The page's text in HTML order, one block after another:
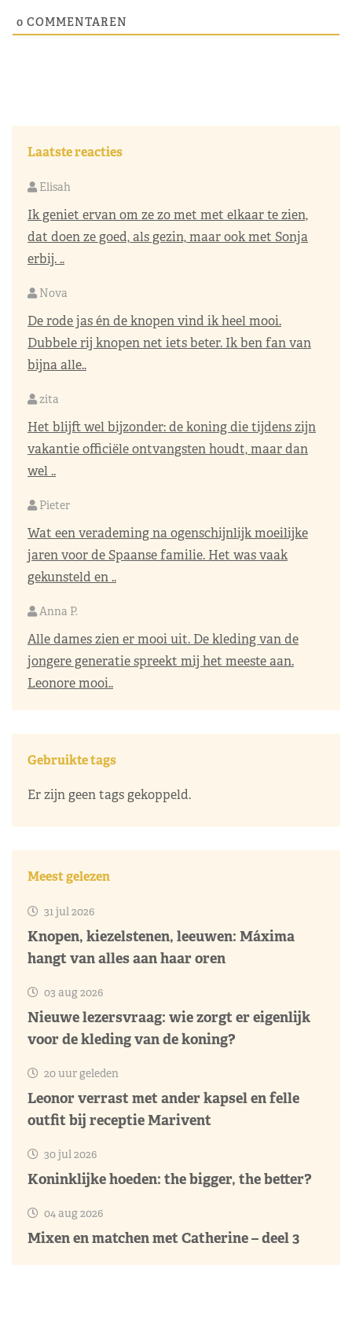
0 COMMENTAREN
Laatste reacties
Elisah
Ik geniet ervan om ze zo met met elkaar te zien,
dat doen ze goed, als gezin, maar ook met Sonja
erbij. ..
Nova
De rode jas én de knopen vind ik heel mooi.
Dubbele rij knopen net iets beter. Ik ben fan van
bijna alle..
zita
Het blijft wel bijzonder: de koning die tijdens zijn
vakantie officiële ontvangsten houdt, maar dan
wel ..
Pieter
Wat een verademing na ogenschijnlijk moeilijke
jaren voor de Spaanse familie. Het was vaak
gekunsteld en ..
Anna P.
Alle dames zien er mooi uit. De kleding van de
jongere generatie spreekt mij het meeste aan.
Leonore mooi..
Gebruikte tags
Er zijn geen tags gekoppeld.
Meest gelezen
31 jul 2026
Knopen, kiezelstenen, leeuwen: Máxima
hangt van alles aan haar oren
03 aug 2026
Nieuwe lezersvraag: wie zorgt er eigenlijk
voor de kleding van de koning?
20 uur geleden
Leonor verrast met ander kapsel en felle
outfit bij receptie Marivent
30 jul 2026
Koninklijke hoeden: the bigger, the better?
04 aug 2026
Mixen en matchen met Catherine – deel 3